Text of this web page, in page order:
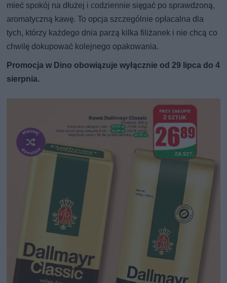
mieć spokój na dłużej i codziennie sięgać po sprawdzoną,
aromatyczną kawę. To opcja szczególnie opłacalna dla
tych, którzy każdego dnia parzą kilka filiżanek i nie chcą co
chwilę dokupować kolejnego opakowania.
Promocja w Dino obowiązuje wyłącznie od 29 lipca do 4
sierpnia.